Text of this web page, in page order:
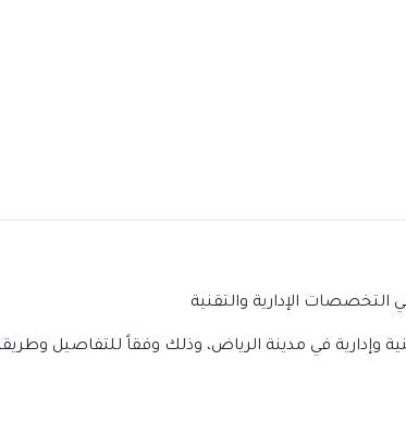
الإدارية والتقنية
وإدارية في مدينة الرياض، وذلك وفقاً للتفاصيل